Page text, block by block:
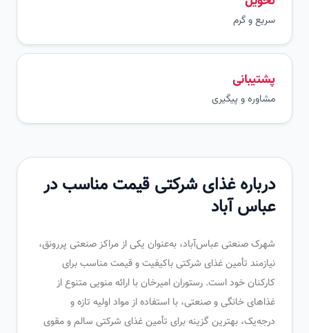
سریع و گرم
پشتیبانی
مشاوره و پیگیری
درباره غذای شرکتی قیمت مناسب در
عباس آباد
شهرک صنعتی عباس‌آباد، به‌عنوان یکی از مراکز صنعتی پررونق،
نیازمند تأمین غذای شرکتی باکیفیت و قیمت مناسب برای
کارکنان خود است. رستوران امیرخان با ارائه منویی متنوع از
غذاهای خانگی و صنعتی، با استفاده از مواد اولیه تازه و
درجه‌یک، بهترین گزینه برای تأمین غذای شرکتی سالم و مقوی